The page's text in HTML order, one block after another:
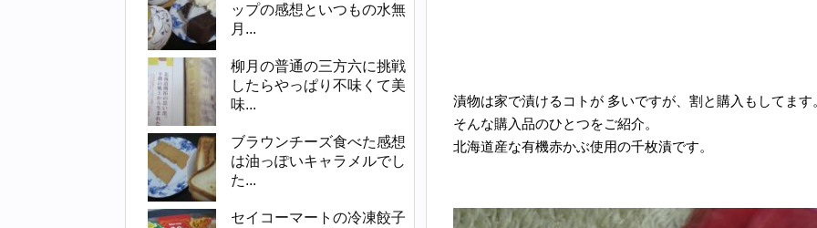
漬物は家で漬けるコトが 多いですが、割と購入もしてます
そんな購入品のひとつをご紹介。
北海道産な有機赤かぶ使用の千枚漬です。
ップの感想といつもの水無
月...
柳月の普通の三方六に挑戦
したらやっぱり不味くて美
味...
ブラウンチーズ食べた感想
は油っぽいキャラメルでし
た...
セイコーマートの冷凍餃子